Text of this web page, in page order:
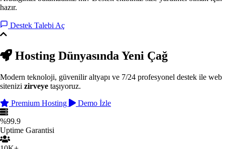
hazır.
Destek Talebi Aç
Hosting DünyasındaYeni Çağ
Modern teknoloji, güvenilir altyapı ve 7/24 profesyonel destek ile web
sitenizi zirveye taşıyoruz.
Premium Hosting
Demo İzle
%99.9
Uptime Garantisi